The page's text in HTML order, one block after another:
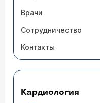
Врачи
Сотрудничество
Контакты
Кардиология